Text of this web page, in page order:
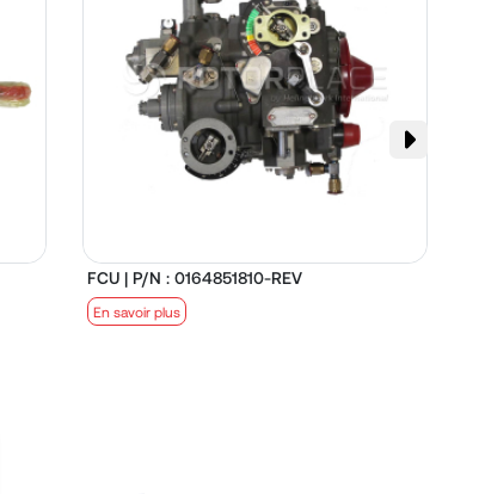
FCU | P/N : 0164851810-REV
En savoir plus